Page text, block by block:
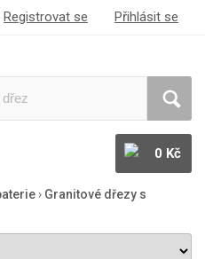
Registrovat se Přihlásit se
0 Kč
› Granitové dřezy s